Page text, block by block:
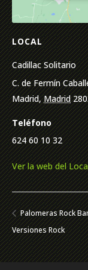
LOCAL
Cadillac Solitario
C. de Fermín
Madrid, Madrid
Teléfono
624 60 10 32
Ver la web del
Palomeras Rock
Versiones Rock